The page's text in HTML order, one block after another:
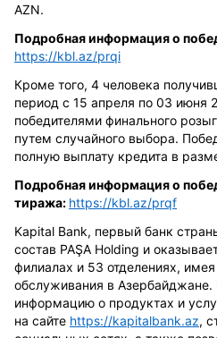
AZN.
Подробная информация о
https://kbl.az/prqi
Кроме того, 4 человека
период с 15 апреля по 03 июня
победителями финального
путем случайного выбора.
полную выплату кредита в
Подробная информация о
тиража: https://kbl.az/prqf
Kapital Bank, первый банк
состав PAŞA Holding и
филиалах и 53 отделениях,
обслуживания в
информацию о продуктах и
на сайте https://kapitalbank.az,